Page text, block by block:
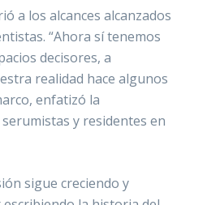
a los alcances alcanzados
“Ahora sí tenemos
decisores, a
realidad hace algunos
enfatizó la
y residentes en
sigue creciendo y